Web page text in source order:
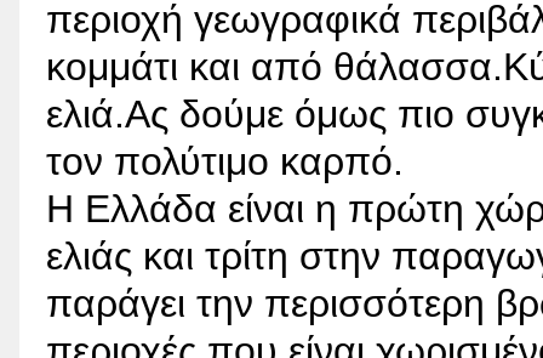
περιοχή γεωγραφικά
κομμάτι και από
ελιά.Ας δούμε όμως πιο
τον πολύτιμο καρπό.
Η Ελλάδα είναι η πρώτη
ελιάς και τρίτη στην
παράγει την περισσότερη